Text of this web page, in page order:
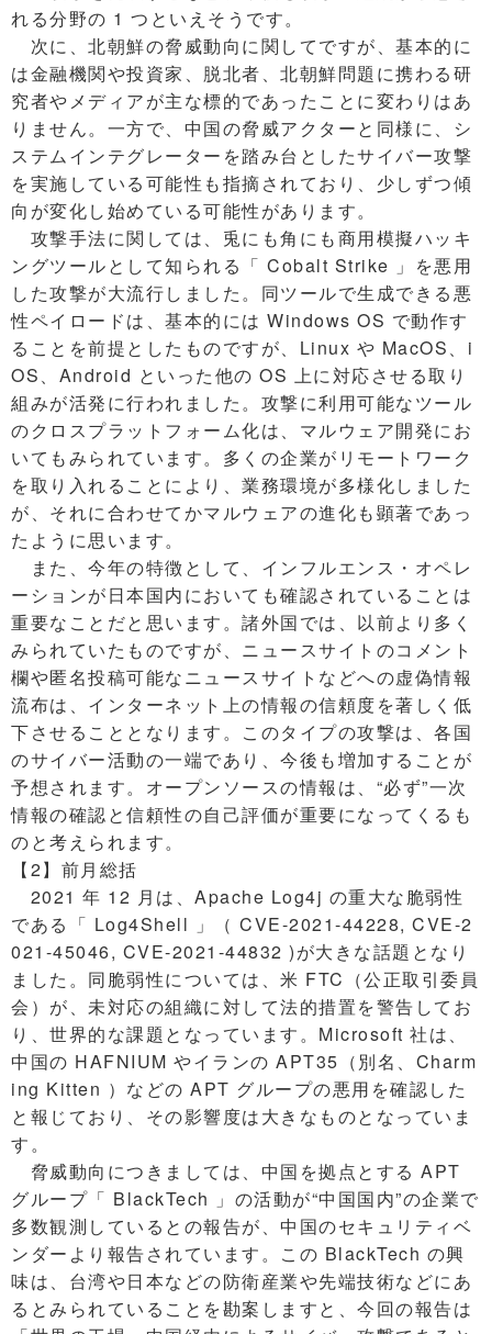
れる分野の 1 つといえそうです。
次に、北朝鮮の脅威動向に関してですが、基本的に
は金融機関や投資家、脱北者、北朝鮮問題に携わる研
究者やメディアが主な標的であったことに変わりはあ
りません。一方で、中国の脅威アクターと同様に、シ
ステムインテグレーターを踏み台としたサイバー攻撃
を実施している可能性も指摘されており、少しずつ傾
向が変化し始めている可能性があります。
攻撃手法に関しては、兎にも角にも商用模擬ハッキ
ングツールとして知られる「 Cobalt Strike 」を悪用
した攻撃が大流行しました。同ツールで生成できる悪
性ペイロードは、基本的には Windows OS で動作す
ることを前提としたものですが、Linux や MacOS、i
OS、Android といった他の OS 上に対応させる取り
組みが活発に行われました。攻撃に利用可能なツール
のクロスプラットフォーム化は、マルウェア開発にお
いてもみられています。多くの企業がリモートワーク
を取り入れることにより、業務環境が多様化しました
が、それに合わせてかマルウェアの進化も顕著であっ
たように思います。
また、今年の特徴として、インフルエンス・オペレ
ーションが日本国内においても確認されていることは
重要なことだと思います。諸外国では、以前より多く
みられていたものですが、ニュースサイトのコメント
欄や匿名投稿可能なニュースサイトなどへの虚偽情報
流布は、インターネット上の情報の信頼度を著しく低
下させることとなります。このタイプの攻撃は、各国
のサイバー活動の一端であり、今後も増加することが
予想されます。オープンソースの情報は、“必ず”一次
情報の確認と信頼性の自己評価が重要になってくるも
のと考えられます。
【2】前月総括
2021 年 12 月は、Apache Log4j の重大な脆弱性
である「 Log4Shell 」（ CVE-2021-44228, CVE-2
021-45046, CVE-2021-44832 )が大きな話題となり
ました。同脆弱性については、米 FTC（公正取引委員
会）が、未対応の組織に対して法的措置を警告してお
り、世界的な課題となっています。Microsoft 社は、
中国の HAFNIUM やイランの APT35（別名、Charm
ing Kitten ）などの APT グループの悪用を確認した
と報じており、その影響度は大きなものとなっていま
す。
脅威動向につきましては、中国を拠点とする APT
グループ「 BlackTech 」の活動が“中国国内”の企業で
多数観測しているとの報告が、中国のセキュリティベ
ンダーより報告されています。この BlackTech の興
味は、台湾や日本などの防衛産業や先端技術などにあ
るとみられていることを勘案しますと、今回の報告は